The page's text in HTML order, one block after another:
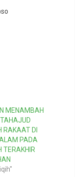
MENAMBAH
RAKAAT DI
PADA
TERAKHIR